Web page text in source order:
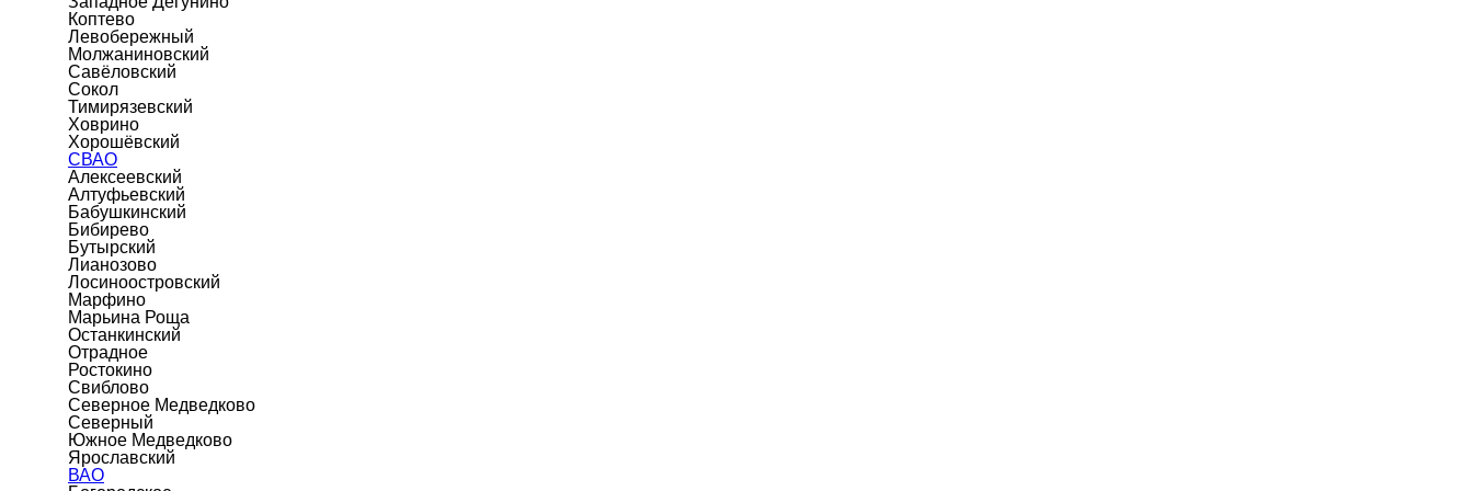
Коптево
Левобережный
Молжаниновский
Савёловский
Сокол
Тимирязевский
Ховрино
Хорошёвский
СВАО
Алексеевский
Алтуфьевский
Бабушкинский
Бибирево
Бутырский
Лианозово
Лосиноостровский
Марфино
Марьина Роща
Останкинский
Отрадное
Ростокино
Свиблово
Северное Медведково
Северный
Южное Медведково
Ярославский
ВАО